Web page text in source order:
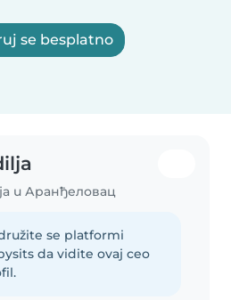
se besplatno
u Аранђеловац
se platformi
da vidite ovaj ceo